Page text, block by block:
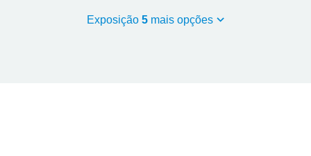
Exposição 5mais opções